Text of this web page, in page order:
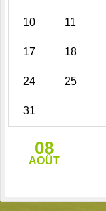
10 11
17 18
24 25
31
08
AOÛT